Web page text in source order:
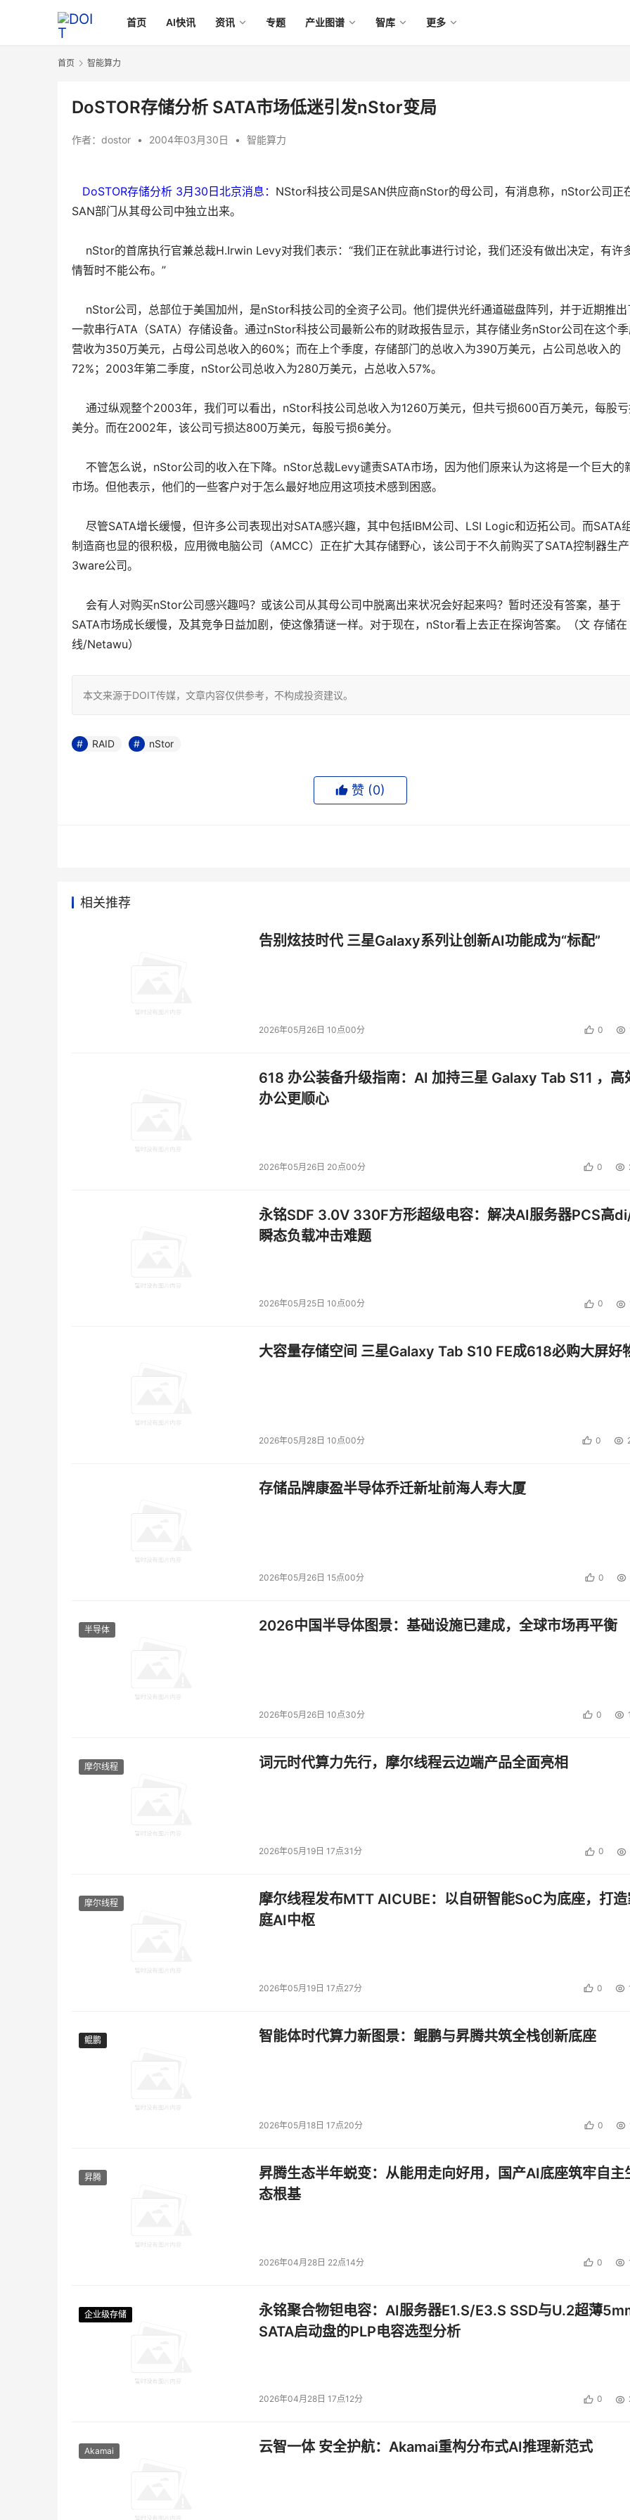
首页 AI快讯 资讯 专题 产业图谱 智库 更多
首页 智能算力
DoSTOR存储分析 SATA市场低迷引发nStor变局
作者： dostor • 2004年03月30日 • 智能算力
DoSTOR存储分析 3月30日北京消息 ： NStor科技公司是SAN供应商nStor的母公司，有消息称，nStor公司正
SAN部门从其母公司中独立出来。
nStor的首席执行官兼总裁H.Irwin Levy对我们表示：“我们正在就此事进行讨论，我们还没有做出决定，有许
情暂时不能公布。”
nStor公司，总部位于美国加州，是nStor科技公司的全资子公司。他们提供光纤通道磁盘阵列，并于近期推出
一款串行ATA（SATA）存储设备。通过nStor科技公司最新公布的财政报告显示，其存储业务nStor公司在这个
营收为350万美元，占母公司总收入的60%；而在上个季度，存储部门的总收入为390万美元，占公司总收入的
72%；2003年第二季度，nStor公司总收入为280万美元，占总收入57%。
通过纵观整个2003年，我们可以看出，nStor科技公司总收入为1260万美元，但共亏损600百万美元，每股
美分。而在2002年，该公司亏损达800万美元，每股亏损6美分。
不管怎么说，nStor公司的收入在下降。nStor总裁Levy谴责SATA市场，因为他们原来认为这将是一个巨大的
市场。但他表示，他们的一些客户对于怎么最好地应用这项技术感到困惑。
尽管SATA增长缓慢，但许多公司表现出对SATA感兴趣，其中包括IBM公司、LSI Logic和迈拓公司。而SATA
制造商也显的很积极，应用微电脑公司（AMCC）正在扩大其存储野心，该公司于不久前购买了SATA控制器生
3ware公司。
会有人对购买nStor公司感兴趣吗？或该公司从其母公司中脱离出来状况会好起来吗？暂时还没有答案，基于
SATA市场成长缓慢，及其竞争日益加剧，使这像猜谜一样。对于现在，nStor看上去正在探询答案。（文 存储在
线/Netawu）
本文来源于DOIT传媒，文章内容仅供参考，不构成投资建议。
RAID nStor
赞 (0)
相关推荐
告别炫技时代 三星Galaxy系列让创新AI功能成为“标配”
2026年05月26日 10点00分 0
618 办公装备升级指南：AI 加持三星 Galaxy Tab S11 ，高
办公更顺心
2026年05月26日 20点00分 0
永铭SDF 3.0V 330F方形超级电容：解决AI服务器PCS高
瞬态负载冲击难题
2026年05月25日 10点00分 0
大容量存储空间 三星Galaxy Tab S10 FE成618必购大屏好
2026年05月28日 10点00分 0
存储品牌康盈半导体乔迁新址前海人寿大厦
2026年05月26日 15点00分 0
半导体 2026中国半导体图景：基础设施已建成，全球市场再平衡
2026年05月26日 10点30分 0
摩尔线程 词元时代算力先行，摩尔线程云边端产品全面亮相
2026年05月19日 17点31分 0
摩尔线程
摩尔线程发布MTT AICUBE：以自研智能SoC为底座，打
庭AI中枢
2026年05月19日 17点27分 0
鲲鹏
鲲鹏 智能体时代算力新图景：鲲鹏与昇腾共筑全栈创新底座
2026年05月18日 17点20分 0
昇腾
昇腾生态半年蜕变：从能用走向好用，国产AI底座筑牢自主
态根基
2026年04月28日 22点14分 0
企业级存储
企业级存储
企业级存储
企业级存储
永铭聚合物钽电容：AI服务器E1.S/E3.S SSD与U.2超薄
SATA启动盘的PLP电容选型分析
2026年04月28日 17点12分 0
Akamai 云智一体 安全护航：Akamai重构分布式AI推理新范式